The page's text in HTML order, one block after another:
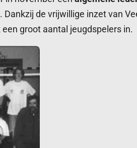
de vrijwillige inzet van
groot aantal jeugdspelers in.